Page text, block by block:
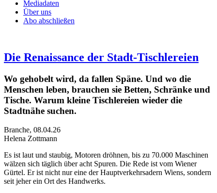
Mediadaten
Über uns
Abo abschließen
Die Renaissance der Stadt-Tischlereien
Wo gehobelt wird, da fallen Späne. Und wo die
Menschen leben, brauchen sie Betten, Schränke und
Tische. Warum kleine Tischlereien wieder die
Stadtnähe suchen.
Branche, 08.04.26
Helena Zottmann
Es ist laut und staubig, Motoren dröhnen, bis zu 70.000 Maschinen
wälzen sich täglich über acht Spuren. Die Rede ist vom Wiener
Gürtel. Er ist nicht nur eine der Hauptverkehrsadern Wiens, sondern
seit jeher ein Ort des Handwerks.